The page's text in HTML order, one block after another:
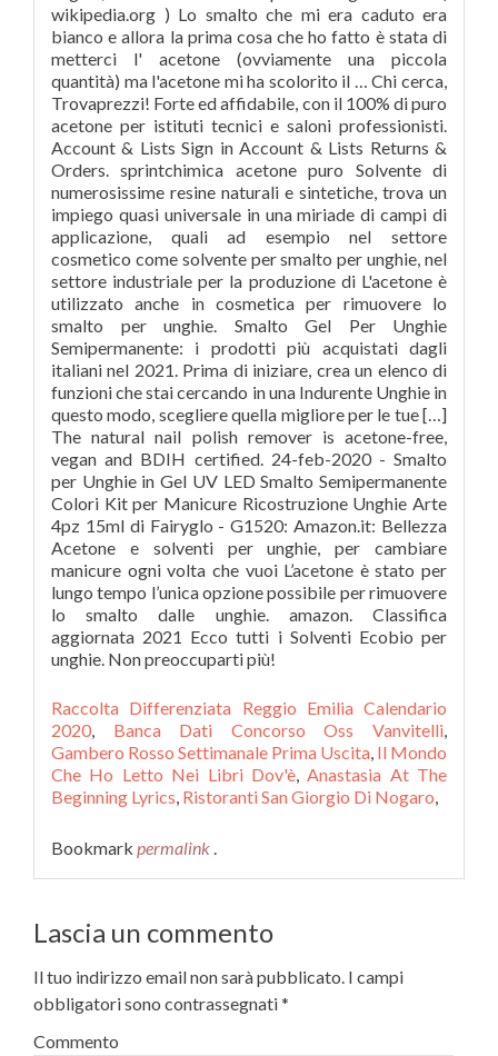
wikipedia.org ) Lo smalto che mi era caduto era
bianco e allora la prima cosa che ho fatto è stata di
metterci l' acetone (ovviamente una piccola
quantità) ma l'acetone mi ha scolorito il … Chi cerca,
Trovaprezzi! Forte ed affidabile, con il 100% di puro
acetone per istituti tecnici e saloni professionisti.
Account & Lists Sign in Account & Lists Returns &
Orders. sprintchimica acetone puro Solvente di
numerosissime resine naturali e sintetiche, trova un
impiego quasi universale in una miriade di campi di
applicazione, quali ad esempio nel settore
cosmetico come solvente per smalto per unghie, nel
settore industriale per la produzione di L'acetone è
utilizzato anche in cosmetica per rimuovere lo
smalto per unghie. Smalto Gel Per Unghie
Semipermanente: i prodotti più acquistati dagli
italiani nel 2021. Prima di iniziare, crea un elenco di
funzioni che stai cercando in una Indurente Unghie in
questo modo, scegliere quella migliore per le tue […]
The natural nail polish remover is acetone-free,
vegan and BDIH certified. 24-feb-2020 - Smalto
per Unghie in Gel UV LED Smalto Semipermanente
Colori Kit per Manicure Ricostruzione Unghie Arte
4pz 15ml di Fairyglo - G1520: Amazon.it: Bellezza
Acetone e solventi per unghie, per cambiare
manicure ogni volta che vuoi L’acetone è stato per
lungo tempo l’unica opzione possibile per rimuovere
lo smalto dalle unghie. amazon. Classifica
aggiornata 2021 Ecco tutti i Solventi Ecobio per
unghie. Non preoccuparti più!
Raccolta Differenziata Reggio Emilia Calendario
2020, Banca Dati Concorso Oss Vanvitelli,
Gambero Rosso Settimanale Prima Uscita, Il Mondo
Che Ho Letto Nei Libri Dov'è,Anastasia At The
Beginning Lyrics, Ristoranti San Giorgio Di Nogaro,
Bookmark permalink .
Lascia un commento
Il tuo indirizzo email non sarà pubblicato. I campi
obbligatori sono contrassegnati*
Commento